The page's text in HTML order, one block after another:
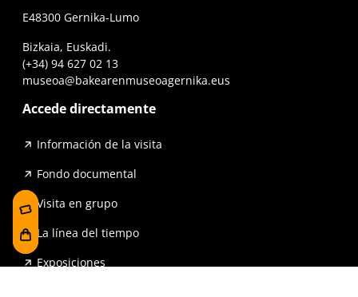
E48300 Gernika-Lumo
Bizkaia, Euskadi.
(+34) 94 627 02 13
museoa@bakearenmuseoagernika.eus
Accede directamente
Información de la visita
Fondo documental
Visita en grupo
La línea del tiempo
Exposiciones